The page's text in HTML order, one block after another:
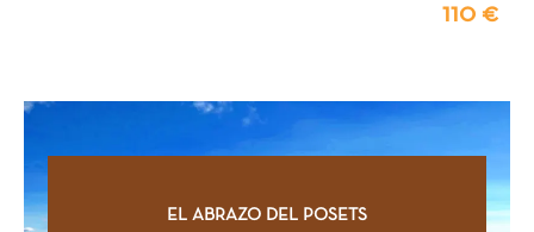
110 €
EL ABRAZO DEL POSETS